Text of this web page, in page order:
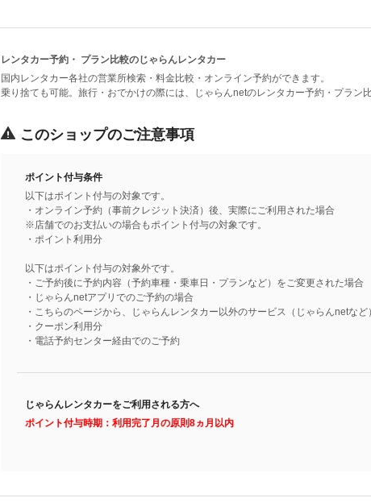
レンタカー予約・ プラン比較のじゃらんレンタカー
国内レンタカー各社の営業所検索・料金比較・オンライン予約ができます。
乗り捨ても可能。旅行・おでかけの際には、じゃらんnetのレンタカー予約・プラン
このショップのご注意事項
ポイント付与条件
以下はポイント付与の対象です。
・オンライン予約（事前クレジット決済）後、実際にご利用された場合
※店舗でのお支払いの場合もポイント付与の対象です。
・ポイント利用分
以下はポイント付与の対象外です。
・ご予約後に予約内容（予約車種・乗車日・プランなど）をご変更された場合
・じゃらんnetアプリでのご予約の場合
・こちらのページから、じゃらんレンタカー以外のサービス（じゃらんnetな
・クーポン利用分
・電話予約センター経由でのご予約
じゃらんレンタカーをご利用される方へ
ポイント付与時期：利用完了月の原則8ヵ月以内